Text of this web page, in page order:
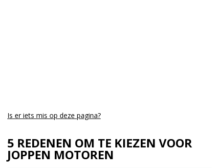
Is er iets mis op deze pagina?
5 REDENEN OM TE KIEZEN VOOR
JOPPEN MOTOREN